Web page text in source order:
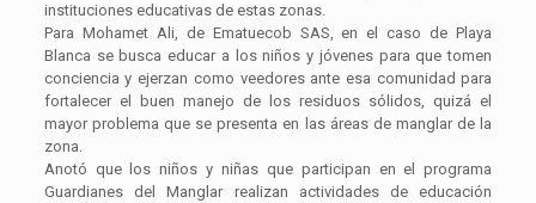
instituciones educativas de estas zonas.
Para Mohamet Ali, de Ematuecob SAS, en el caso de Playa
Blanca se busca educar a los niños y jóvenes para que tomen
conciencia y ejerzan como veedores ante esa comunidad para
fortalecer el buen manejo de los residuos sólidos, quizá el
mayor problema que se presenta en las áreas de manglar de la
zona.
Anotó que los niños y niñas que participan en el programa
Guardianes del Manglar realizan actividades de educación